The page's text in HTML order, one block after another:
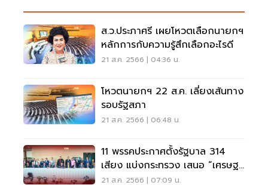
ส.ว.ประภาศรี เผยโหวตเลือกนายกฯ
หลักการกับความรู้สึกเลือกอะไรดี
21 ส.ค. 2566 | 04:36 น.
โหวตนายกฯ 22 ส.ค. เลี่ยงเส้นทาง
รอบรัฐสภา
21 ส.ค. 2566 | 06:48 น.
11 พรรคประกาศตั้งรัฐบาล 314
เสียง แบ่งกระทรวง เสนอ “เศรษฐ
า” นายกฯ
21 ส.ค. 2566 | 07:09 น.